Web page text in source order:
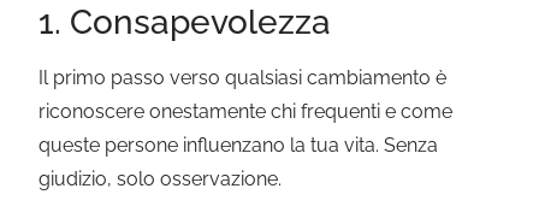
1. Consapevolezza
Il primo passo verso qualsiasi cambiamento è
riconoscere onestamente chi frequenti e come
queste persone influenzano la tua vita. Senza
giudizio, solo osservazione.